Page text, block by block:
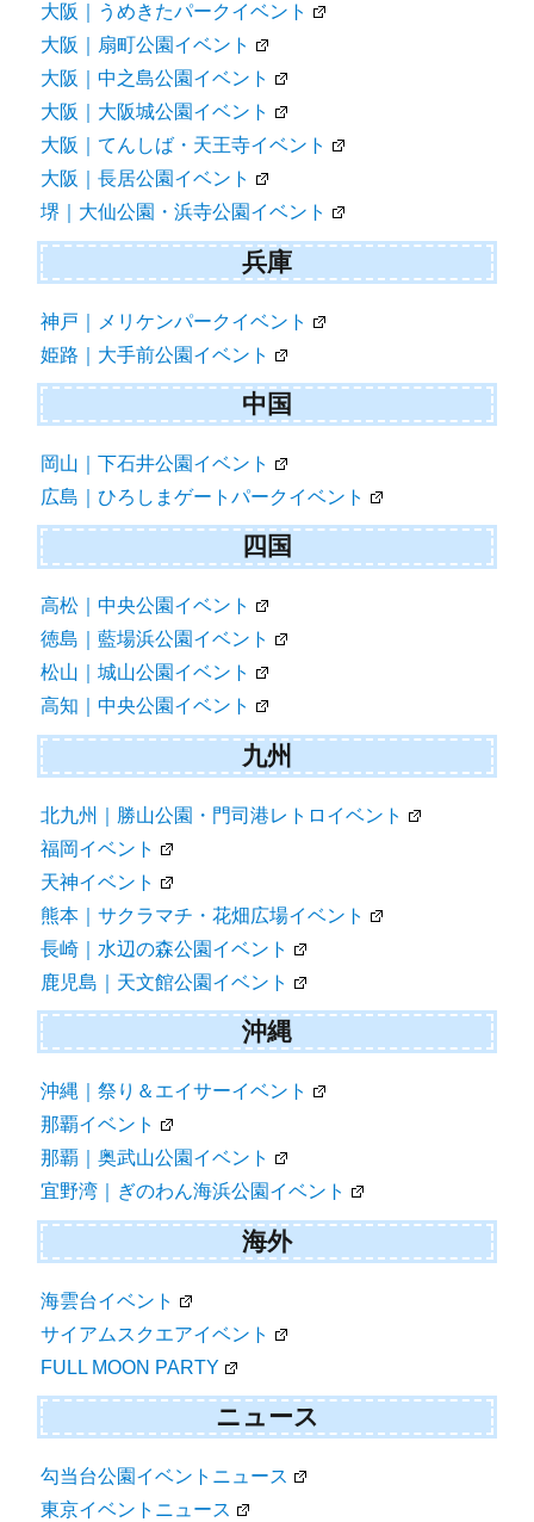
大阪｜うめきたパークイベント
大阪｜扇町公園イベント
大阪｜中之島公園イベント
大阪｜大阪城公園イベント
大阪｜てんしば・天王寺イベント
大阪｜長居公園イベント
堺｜大仙公園・浜寺公園イベント
兵庫
神戸｜メリケンパークイベント
姫路｜大手前公園イベント
中国
岡山｜下石井公園イベント
広島｜ひろしまゲートパークイベント
四国
高松｜中央公園イベント
徳島｜藍場浜公園イベント
松山｜城山公園イベント
高知｜中央公園イベント
九州
北九州｜勝山公園・門司港レトロイベント
福岡イベント
天神イベント
熊本｜サクラマチ・花畑広場イベント
長崎｜水辺の森公園イベント
鹿児島｜天文館公園イベント
沖縄
沖縄｜祭り＆エイサーイベント
那覇イベント
那覇｜奥武山公園イベント
宜野湾｜ぎのわん海浜公園イベント
海外
海雲台イベント
サイアムスクエアイベント
FULL MOON PARTY
ニュース
勾当台公園イベントニュース
東京イベントニュース